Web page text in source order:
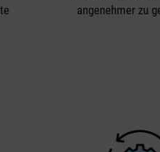
angenehmer zu